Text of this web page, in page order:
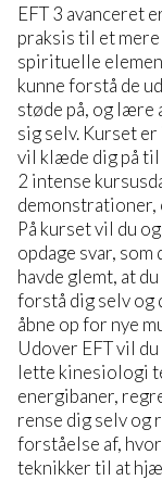
EFT 3 avanceret
praksis til et
spirituelle
kunne forstå de
støde på, og lære
sig selv. Kurset
vil klæde dig på til
2 intense
demonstrationer,
På kurset vil du
opdage svar, som
havde glemt, at
forstå dig selv og
åbne op for nye
Udover EFT vil
lette kinesiologi
energibaner,
rense dig selv og
forståelse af,
teknikker til at